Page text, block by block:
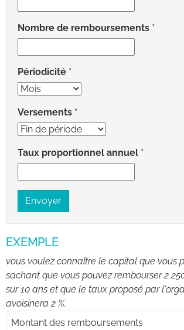
Nombre de remboursements
Périodicité
Versements
Taux proportionnel annuel
Envoyer
EXEMPLE
vous voulez connaître le capital que vous
sachant que vous pouvez rembourser 2
sur 10 ans et que le taux proposé par
avoisinera 2 %.
Montant des remboursements